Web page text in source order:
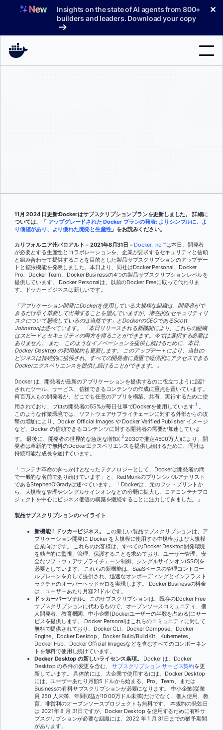
へ
Insights on the state of AI agents from 800+
builders and leaders. Download your copy
✕
11月 2024 日更新:Dockerはサブスクリプションプランを更新しました。 詳細に
ついては、「 アップグレードされた Docker プランの発表: よりシンプルに、よ
り価値があり、より優れた開発と生産性」をお読みください。
カリフォルニア州パロアルト – 2021年8月31日 – Docker, Inc.™は本日、開発者
が必要とする生産性とコラボレーションを、企業が要求するセキュリティと信頼
と組み合わせて提供することを目的とした製品サブスクリプションのアップデー
トと拡張機能を発表しました。本日より、同社はDocker Personal、Docker
Pro、Docker Team、Docker Businessの4つの製品サブスクリプションレベルを
提供しています。 Docker Personalは、以前のDocker Freeに取って代わりま
す。ドッカービジネスは新しいです。
「アプリケーション開発にDockerを使用している大規模な組織は、開発者がで
きるだけ早く革新して出荷することを望んでいますが、潜在的なセキュリティリ
スクについて懸念しているのは当然です」とDockerのCEOであるScott
Johnstonは述べています。 「本日リリースされる新機能により、これらの組織
はスピードとセキュリティの両方を得ることができます。今では選択する必要は
ありません。 また、このようなイノベーションを提供し続けるために、本日、
Docker Desktop の利用規約も更新します。 このアップデートにより、当社の
ビジネスは持続的に拡張され、すべての開発者に貴重で経済的にアクセスできる
Dockerエクスペリエンスを提供し続けることができます。」
Docker は、開発者が最新のアプリケーションを提供するのに役立つように設計
されたツール、サービス、信頼できるコンテンツの作成に重点を置いています。
何百万人もの開発者が、どこでも任意のアプリを構築、共有、実行するために使
用されており、プロの開発者の55%が毎日仕事でDockerを使用しています 1
このような作業環境では、ソフトウェアサプライチェーンに対する外部からの攻
撃の増加により、Docker Official Images や Docker Verified Publisher イメージ
など、Docker の信頼できるコンテンツに対する開発者の需要が加速していま
す。 最後に、開発者の世界的な急速な増加( 2 2030で推定4500万人)により、開
発者は革新的で無料のDockerエクスペリエンスを提供し続けるために、同社は
持続可能な成長を遂げています。
「コンテナ革命のきっかけとなったテクノロジーとして、Dockerは開発者の間
で一般的な名前であり続けています」と、RedMonkのプリンシパルアナリスト
であるStephenO'Gradyは述べています。 「Dockerは、元のフットプリントか
ら、大規模な管理やシングルサインオンなどの分野に拡大し、コアコンテナプロ
ジェクトを中心にビジネス価値の構築を継続することに注力してきました。」
製品サブスクリプションのハイライト
新機能！ドッカービジネス。
この新しい製品サブスクリプションは、ア
プリケーション開発に Docker を大規模に使用する中規模および大規模
企業向けです。 これらのお客様は、すべてのDocker Desktop開発環境
を効率的に監視、管理、保護することを求めており、ユーザー管理、安
全なソフトウェアサプライチェーン制御、シングルサインオン(SSO)を
必要としています。 これらの新機能は、SaaSベースの管理コントロー
ルプレーンを介して提供され、迅速なオンボーディングとインフラスト
ラクチャのオーバーヘッドゼロを実現します。 Docker Businessの料金
は、ユーザーあたり月額21ドルです。
ドッカーパーソナル。
このサブスクリプションは、既存のDocker Free
サブスクリプションに代わるもので、オープンソースコミュニティ、個
人開発者、教育機関、中小企業(Dockerユーザーの半数を占める)にサー
ビスを提供します。 Docker Personalはこれらのコミュニティに対して
無料で提供されており、Docker CLI、Docker Compose、Docker
Engine、Docker Desktop、Docker Build/BuildKit、Kubernetes、
Docker Hub、Docker Official Imagesなどを含むすべてのコンポーネン
トを無料で使用し続けています。
Docker Desktop の新しいライセンス条項。
Docker は、Docker
Desktop の条件の変更を含む、サブスクリプション サービス契約を更
新しています。 具体的には、大企業で使用するには、Docker Desktop
には、ユーザーあたり月額5 ドルから始まる、Pro、Team、または
Businessの有料サブスクリプションが必要になります。 中小企業(従業
員 250 人未満、年間収益が10 00万ドル未満)だけでなく、個人使用、教
育、非営利のオープンソースプロジェクトも無料です。 本規約の発効日
は 2021年 8 月 31日ですが、Docker Desktop を使用するために有料サ
ブスクリプションが必要な組織には、2022 年 1 月 31日までの猶予期間
があります。